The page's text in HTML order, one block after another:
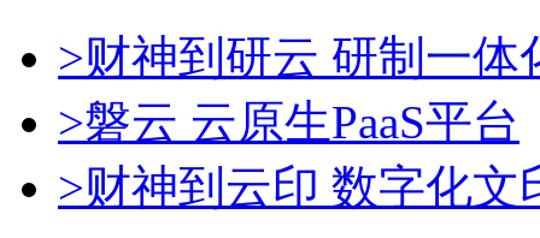
>财神到研云 研制一
>磐云 云原生PaaS平台
>财神到云印 数字化文